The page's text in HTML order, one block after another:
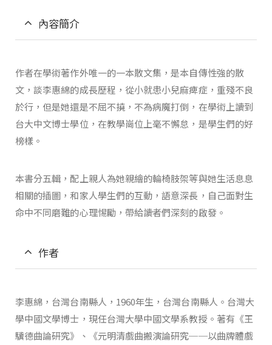
內容簡介
作者在學術著作外唯一的一本散文集，是本自傳性強的散
文，談李惠綿的成長歷程，從小就患小兒麻痺症，重殘不良
於行，但是她還是不屈不撓，不為病魔打倒，在學術上讀到
台大中文博士學位，在教學崗位上毫不懈怠，是學生們的好
榜樣。
本書分五輯，配上親人為她親繪的輪椅肢架等與她生活息息
相關的插圖，和家人學生們的互動，語意深長，自己面對生
命中不同磨難的心理惕勵，帶給讀者們深刻的啟發。
作者
李惠綿，台灣台南縣人，1960年生，台灣台南縣人。台灣大
學中國文學博士，現任台灣大學中國文學系教授。著有《王
驥德曲論研究》、《元明清戲曲搬演論研究──以曲牌體戲